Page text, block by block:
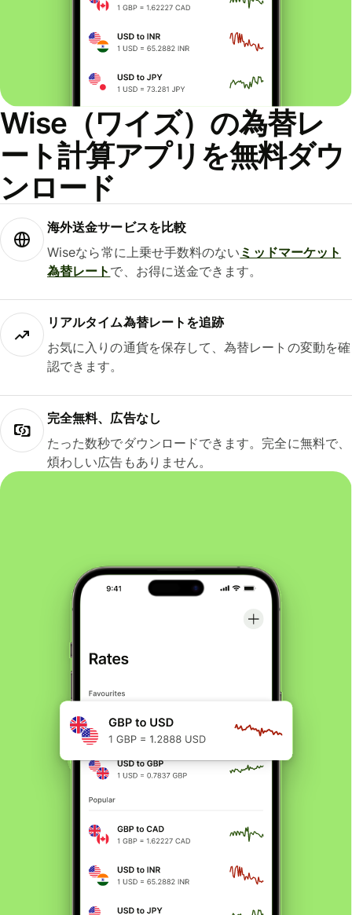
Wise（ワイズ）の為替レ
ート計算アプリを無料ダウ
ンロード
海外送金サービスを比較
Wiseなら常に上乗せ手数料のない ミッドマーケット
為替レート で、お得に送金できます。
リアルタイム為替レートを追跡
お気に入りの通貨を保存して、為替レートの変動を確
認できます。
完全無料、広告なし
たった数秒でダウンロードできます。完全に無料で、
煩わしい広告もありません。